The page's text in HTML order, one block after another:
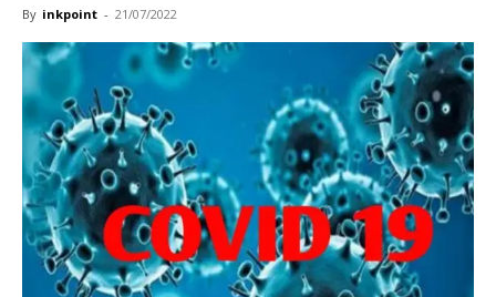
By inkpoint - 21/07/2022